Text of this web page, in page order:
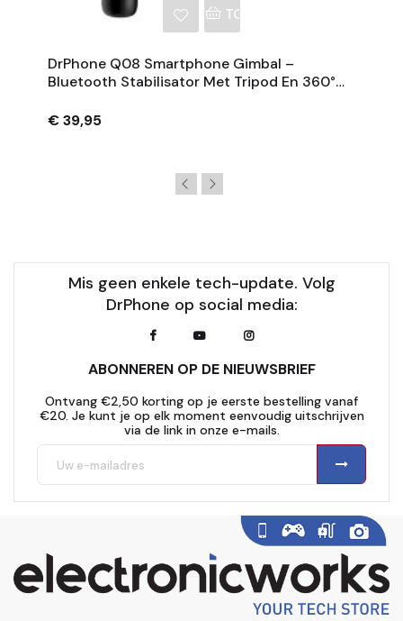
TOEVOEGEN AAN
DrPhone Q08 Smartphone Gimbal –
Bluetooth Stabilisator Met Tripod En 360°
€ 39,95
Mis geen enkele tech-update. Volg
DrPhone op social media:
ABONNEREN OP DE NIEUWSBRIEF
Ontvang €2,50 korting op je eerste bestelling vanaf
€20. Je kunt je op elk moment eenvoudig uitschrijven
via de link in onze e-mails.